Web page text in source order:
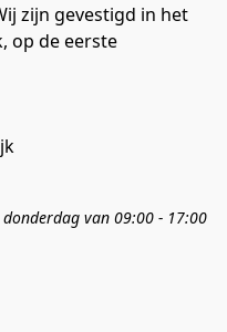
zijn gevestigd in het
op de eerste
van 09:00 - 17:00